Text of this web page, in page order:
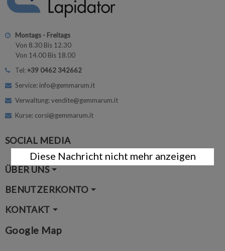
Montags - Freitags
Von 8.30 Bis 12.30
Von 14.00 Bis 18.00
Tel:+39 0462 342662
Service: info@gemmarum.it
Verwaltung: vendite@gemmarum.it
Kurse: corsi@gemmarum.it
SOCIAL MEDIA
ÜBER UNS
BENUTZERKONTO
KONTAKT
Google Map
Diese Nachricht nicht mehr anzeigen